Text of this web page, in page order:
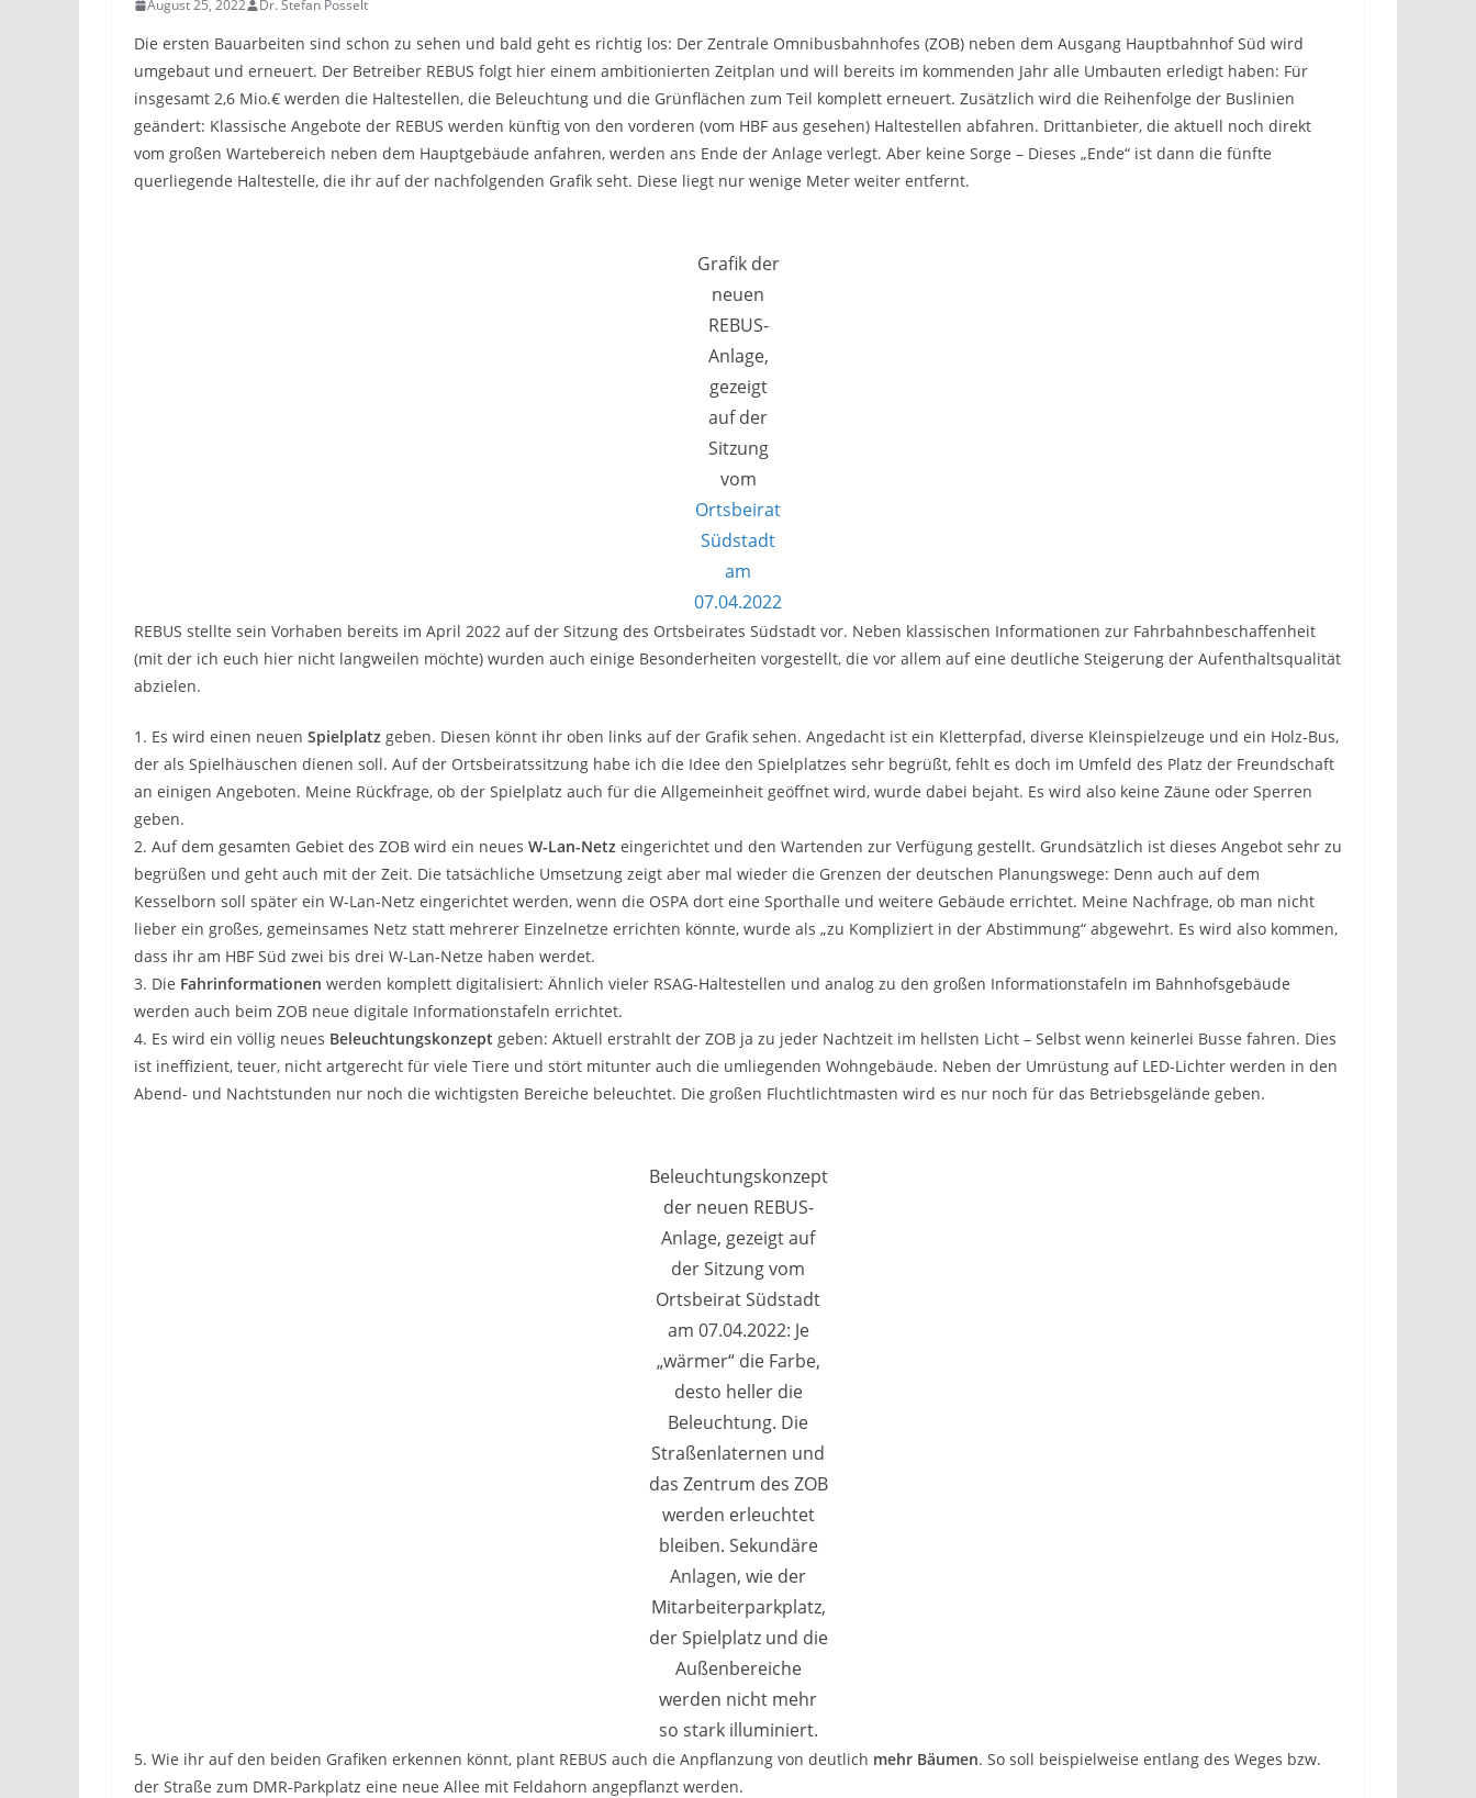
August 25, 2022 Dr. Stefan Posselt
Die ersten Bauarbeiten sind schon zu sehen und bald geht es richtig los: Der Zentrale Omnibusbahnhofes (ZOB) neben dem Ausgang Hauptbahnhof Süd wird
umgebaut und erneuert. Der Betreiber REBUS folgt hier einem ambitionierten Zeitplan und will bereits im kommenden Jahr alle Umbauten erledigt haben: Für
insgesamt 2,6 Mio.€ werden die Haltestellen, die Beleuchtung und die Grünflächen zum Teil komplett erneuert. Zusätzlich wird die Reihenfolge der Buslinien
geändert: Klassische Angebote der REBUS werden künftig von den vorderen (vom HBF aus gesehen) Haltestellen abfahren. Drittanbieter, die aktuell noch direkt
vom großen Wartebereich neben dem Hauptgebäude anfahren, werden ans Ende der Anlage verlegt. Aber keine Sorge – Dieses „Ende“ ist dann die fünfte
querliegende Haltestelle, die ihr auf der nachfolgenden Grafik seht. Diese liegt nur wenige Meter weiter entfernt.
Grafik der
neuen
REBUS-
Anlage,
gezeigt
auf der
Sitzung
vom
Ortsbeirat
Südstadt
am
07.04.2022
REBUS stellte sein Vorhaben bereits im April 2022 auf der Sitzung des Ortsbeirates Südstadt vor. Neben klassischen Informationen zur Fahrbahnbeschaffenheit
(mit der ich euch hier nicht langweilen möchte) wurden auch einige Besonderheiten vorgestellt, die vor allem auf eine deutliche Steigerung der Aufenthaltsqualität
abzielen.
1. Es wird einen neuen Spielplatz geben. Diesen könnt ihr oben links auf der Grafik sehen. Angedacht ist ein Kletterpfad, diverse Kleinspielzeuge und ein Holz-Bus,
der als Spielhäuschen dienen soll. Auf der Ortsbeiratssitzung habe ich die Idee den Spielplatzes sehr begrüßt, fehlt es doch im Umfeld des Platz der Freundschaft
an einigen Angeboten. Meine Rückfrage, ob der Spielplatz auch für die Allgemeinheit geöffnet wird, wurde dabei bejaht. Es wird also keine Zäune oder Sperren
geben.
2. Auf dem gesamten Gebiet des ZOB wird ein neues W-Lan-Netz eingerichtet und den Wartenden zur Verfügung gestellt. Grundsätzlich ist dieses Angebot sehr zu
begrüßen und geht auch mit der Zeit. Die tatsächliche Umsetzung zeigt aber mal wieder die Grenzen der deutschen Planungswege: Denn auch auf dem
Kesselborn soll später ein W-Lan-Netz eingerichtet werden, wenn die OSPA dort eine Sporthalle und weitere Gebäude errichtet. Meine Nachfrage, ob man nicht
lieber ein großes, gemeinsames Netz statt mehrerer Einzelnetze errichten könnte, wurde als „zu Kompliziert in der Abstimmung“ abgewehrt. Es wird also kommen,
dass ihr am HBF Süd zwei bis drei W-Lan-Netze haben werdet.
3. Die Fahrinformationen werden komplett digitalisiert: Ähnlich vieler RSAG-Haltestellen und analog zu den großen Informationstafeln im Bahnhofsgebäude
werden auch beim ZOB neue digitale Informationstafeln errichtet.
4. Es wird ein völlig neues Beleuchtungskonzept geben: Aktuell erstrahlt der ZOB ja zu jeder Nachtzeit im hellsten Licht – Selbst wenn keinerlei Busse fahren. Dies
ist ineffizient, teuer, nicht artgerecht für viele Tiere und stört mitunter auch die umliegenden Wohngebäude. Neben der Umrüstung auf LED-Lichter werden in den
Abend- und Nachtstunden nur noch die wichtigsten Bereiche beleuchtet. Die großen Fluchtlichtmasten wird es nur noch für das Betriebsgelände geben.
Beleuchtungskonzept
der neuen REBUS-
Anlage, gezeigt auf
der Sitzung vom
Ortsbeirat Südstadt
am 07.04.2022: Je
„wärmer“ die Farbe,
desto heller die
Beleuchtung. Die
Straßenlaternen und
das Zentrum des ZOB
werden erleuchtet
bleiben. Sekundäre
Anlagen, wie der
Mitarbeiterparkplatz,
der Spielplatz und die
Außenbereiche
werden nicht mehr
so stark illuminiert.
5. Wie ihr auf den beiden Grafiken erkennen könnt, plant REBUS auch die Anpflanzung von deutlich mehr Bäumen. So soll beispielweise entlang des Weges bzw.
der Straße zum DMR-Parkplatz eine neue Allee mit Feldahorn angepflanzt werden.